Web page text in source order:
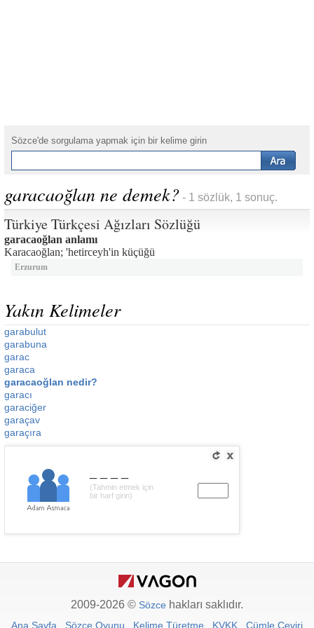
Sözce'de sorgulama yapmak için bir kelime girin
garacaoğlan ne demek? - 1 sözlük, 1 sonuç.
Türkiye Türkçesi Ağızları Sözlüğü
garacaoğlan anlamı
Karacaoğlan; 'hetirceyh'in küçüğü
Erzurum
Yakın Kelimeler
garabulut
garabuna
garac
garaca
garacaoğlan nedir?
garacı
garaciğer
garaçav
garaçıra
(Tahmin etmek için
bir harf girin)
2009-2026 © Sözce hakları saklıdır.
Ana Sayfa Sözce Oyunu Kelime Türetme KVKK Cümle Çeviri